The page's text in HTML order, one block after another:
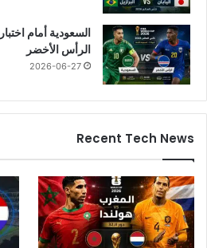
السعودية أمام
الرأس الأخضر
2026-06-27
Recent Tech News